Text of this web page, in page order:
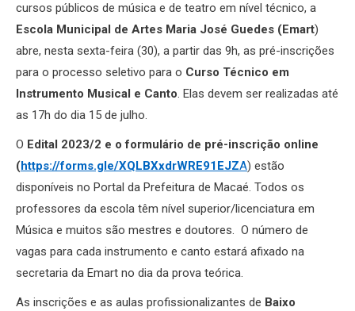
cursos públicos de música e de teatro em nível técnico, a
Escola Municipal de Artes Maria José Guedes (Emart)
abre, nesta sexta-feira (30), a partir das 9h, as pré-inscrições
para o processo seletivo para o Curso Técnico em
Instrumento Musical e Canto. Elas devem ser realizadas até
as 17h do dia 15 de julho.
O Edital 2023/2 e o formulário de pré-inscrição online
(https://forms.gle/XQLBXxdrWRE91EJZA) estão
disponíveis no Portal da Prefeitura de Macaé. Todos os
professores da escola têm nível superior/licenciatura em
Música e muitos são mestres e doutores. O número de
vagas para cada instrumento e canto estará afixado na
secretaria da Emart no dia da prova teórica.
As inscrições e as aulas profissionalizantes de Baixo